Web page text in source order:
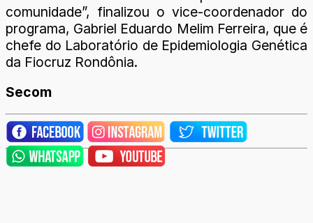
comunidade”, finalizou o vice-coordenador do
programa, Gabriel Eduardo Melim Ferreira, que é
chefe do Laboratório de Epidemiologia Genética
da Fiocruz Rondônia.
Secom